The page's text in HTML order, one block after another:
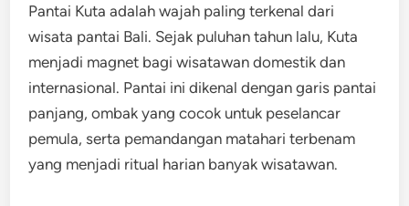
Pantai Kuta adalah wajah paling terkenal dari
wisata pantai Bali. Sejak puluhan tahun lalu, Kuta
menjadi magnet bagi wisatawan domestik dan
internasional. Pantai ini dikenal dengan garis pantai
panjang, ombak yang cocok untuk peselancar
pemula, serta pemandangan matahari terbenam
yang menjadi ritual harian banyak wisatawan.